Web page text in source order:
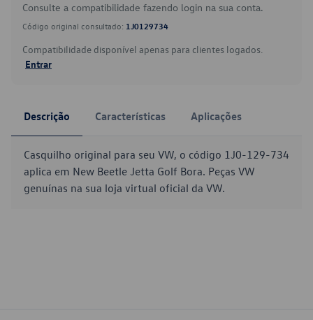
Consulte a compatibilidade fazendo login na sua conta.
Código original consultado: 1J0129734
Compatibilidade disponível apenas para clientes logados.
Entrar
Descrição Características Aplicações
Casquilho original para seu VW, o código 1J0-129-734
aplica em New Beetle Jetta Golf Bora. Peças VW
genuínas na sua loja virtual oficial da VW.